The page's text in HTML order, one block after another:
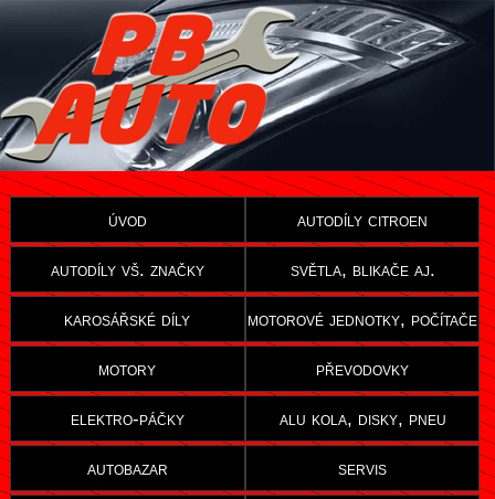
úvod autodíly citroen
autodíly vš. značky světla, blikače aj.
karosářské díly motorové jednotky, počítače
motory převodovky
elektro-páčky alu kola, disky, pneu
autobazar servis